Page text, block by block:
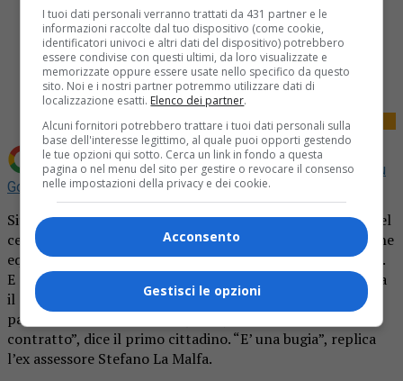
Share
Tweet
Aggiungi La Provincia di Biella come Fonte preferita su
Google
Situazione davvero paradossale a Biella. I commercianti del
centro città hanno presentato al sindaco una petizione che
equivale a un grido d’aiuto, visto il grave momento di crisi.
E per tutta risposta l’amministrazione comunale aumenta
il costo dei parcheggi a pagamento, che per le soste brevi
passa da 50 a 60 centesimi (+20%). “Scelta obbligata dal
contratto”, dice il primo cittadino. “E’ una bugia”, replica
l’ex assessore Stefano La Malfa.
I tuoi dati personali verranno trattati da 431 partner e le
informazioni raccolte dal tuo dispositivo (come cookie,
identificatori univoci e altri dati del dispositivo) potrebbero
essere condivise con questi ultimi, da loro visualizzate e
memorizzate oppure essere usate nello specifico da questo
sito. Noi e i nostri partner potremmo utilizzare dati di
localizzazione esatti. Elenco dei partner.
Alcuni fornitori potrebbero trattare i tuoi dati personali sulla
base dell'interesse legittimo, al quale puoi opporti gestendo
le tue opzioni qui sotto. Cerca un link in fondo a questa
pagina o nel menu del sito per gestire o revocare il consenso
nelle impostazioni della privacy e dei cookie.
Acconsento
Gestisci le opzioni